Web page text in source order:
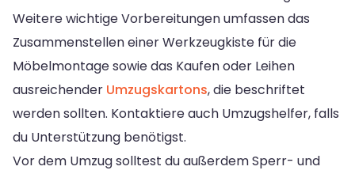
Weitere wichtige Vorbereitungen umfassen das
Zusammenstellen einer Werkzeugkiste für die
Möbelmontage sowie das Kaufen oder Leihen
ausreichender Umzugskartons, die beschriftet
werden sollten. Kontaktiere auch Umzugshelfer, falls
du Unterstützung benötigst.
Vor dem Umzug solltest du außerdem Sperr- und